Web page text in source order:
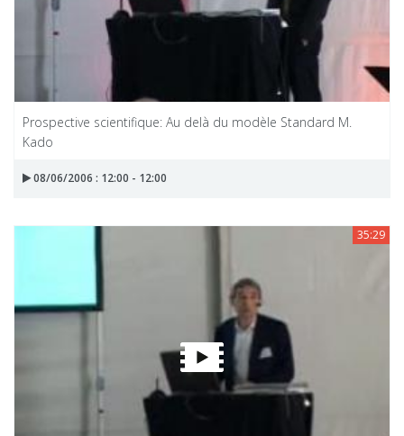
Prospective scientifique: Au delà du modèle Standard M.
Kado
08/06/2006 : 12:00 - 12:00
35:29